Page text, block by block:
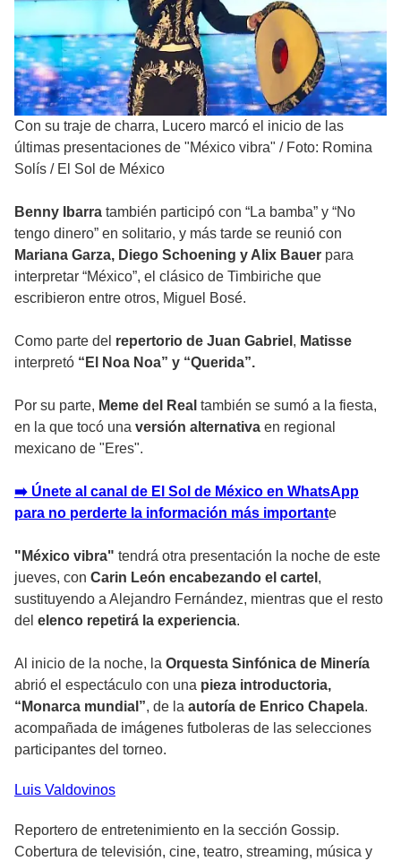
Con su traje de charra, Lucero marcó el inicio de las
últimas presentaciones de "México vibra" / Foto: Romina
Solís / El Sol de México
Benny Ibarra también participó con “La bamba” y “No
tengo dinero” en solitario, y más tarde se reunió con
Mariana Garza, Diego Schoening y Alix Bauer para
interpretar “México”, el clásico de Timbiriche que
escribieron entre otros, Miguel Bosé.
Como parte del repertorio de Juan Gabriel , Matisse
interpretó “El Noa Noa” y “Querida”.
Por su parte, Meme del Real también se sumó a la fiesta,
en la que tocó una versión alternativa en regional
mexicano de "Eres".
➡️ Únete al canal de El Sol de México en WhatsApp
para no perderte la información más importante
"México vibra" tendrá otra presentación la noche de este
jueves, con Carin León encabezando el cartel ,
sustituyendo a Alejandro Fernández, mientras que el resto
del elenco repetirá la experiencia.
Al inicio de la noche, la Orquesta Sinfónica de Minería
abrió el espectáculo con una pieza introductoria,
“Monarca mundial”, de la autoría de Enrico Chapela.
acompañada de imágenes futboleras de las selecciones
participantes del torneo.
Luis Valdovinos
Reportero de entretenimiento en la sección Gossip.
Cobertura de televisión, cine, teatro, streaming, música y